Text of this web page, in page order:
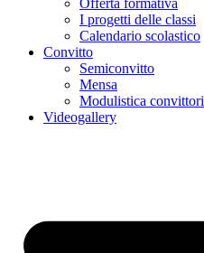
I progetti delle classi
Calendario scolastico
Convitto
Semiconvitto
Mensa
Modulistica convittori
Videogallery